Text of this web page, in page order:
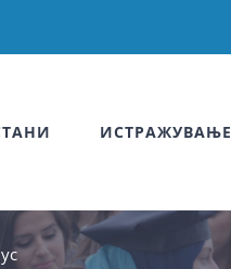
ИСТРАЖУВАЊЕ